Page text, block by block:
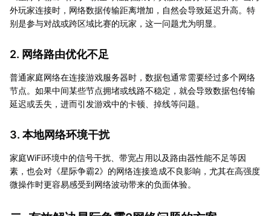
外玩家连接时，网络数据传输距离增加，自然会导致延迟升高。特
别是参与对战或跨区域比赛的玩家，这一问题尤为明显。
2. 网络路由优化不足
普通家庭网络在连接游戏服务器时，数据包通常需要经过多个网络
节点。如果中间某些节点拥堵或线路不稳定，就会导致数据包传输
延迟或丢失，进而引发游戏中的卡顿、掉线等问题。
3. 本地网络环境干扰
家庭WiFi环境中的信号干扰、带宽占用以及路由器性能不足等因
素，也会对《星际争霸2》的网络连接造成不良影响，尤其在高强度
微操作时更容易感受到网络波动带来的负面体验。